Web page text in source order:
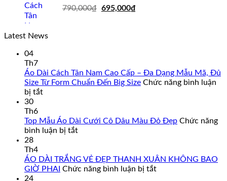
790,000₫ Giá
695,000₫Giá
Latest News
04
Th7
Áo Dài Cách Tân Nam Cao Cấp – Đa Dạng Mẫu Mã, Đủ
Size Từ Form Chuẩn Đến Big Size Chức năng bình luận
bị tắtở
Cách
Tân
Cấp
–
30
Th6
Top Mẫu Áo Dài Cưới Cô Dâu Màu Đỏ Đẹp Chức năng
bình luận bị tắtở
Áo
Dài
28
Th4
ÁO DÀI TRẮNG VẺ ĐẸP THANH XUÂN KHÔNG BAO
GIỜ PHAI Chức năng bình luận bị tắtở
24